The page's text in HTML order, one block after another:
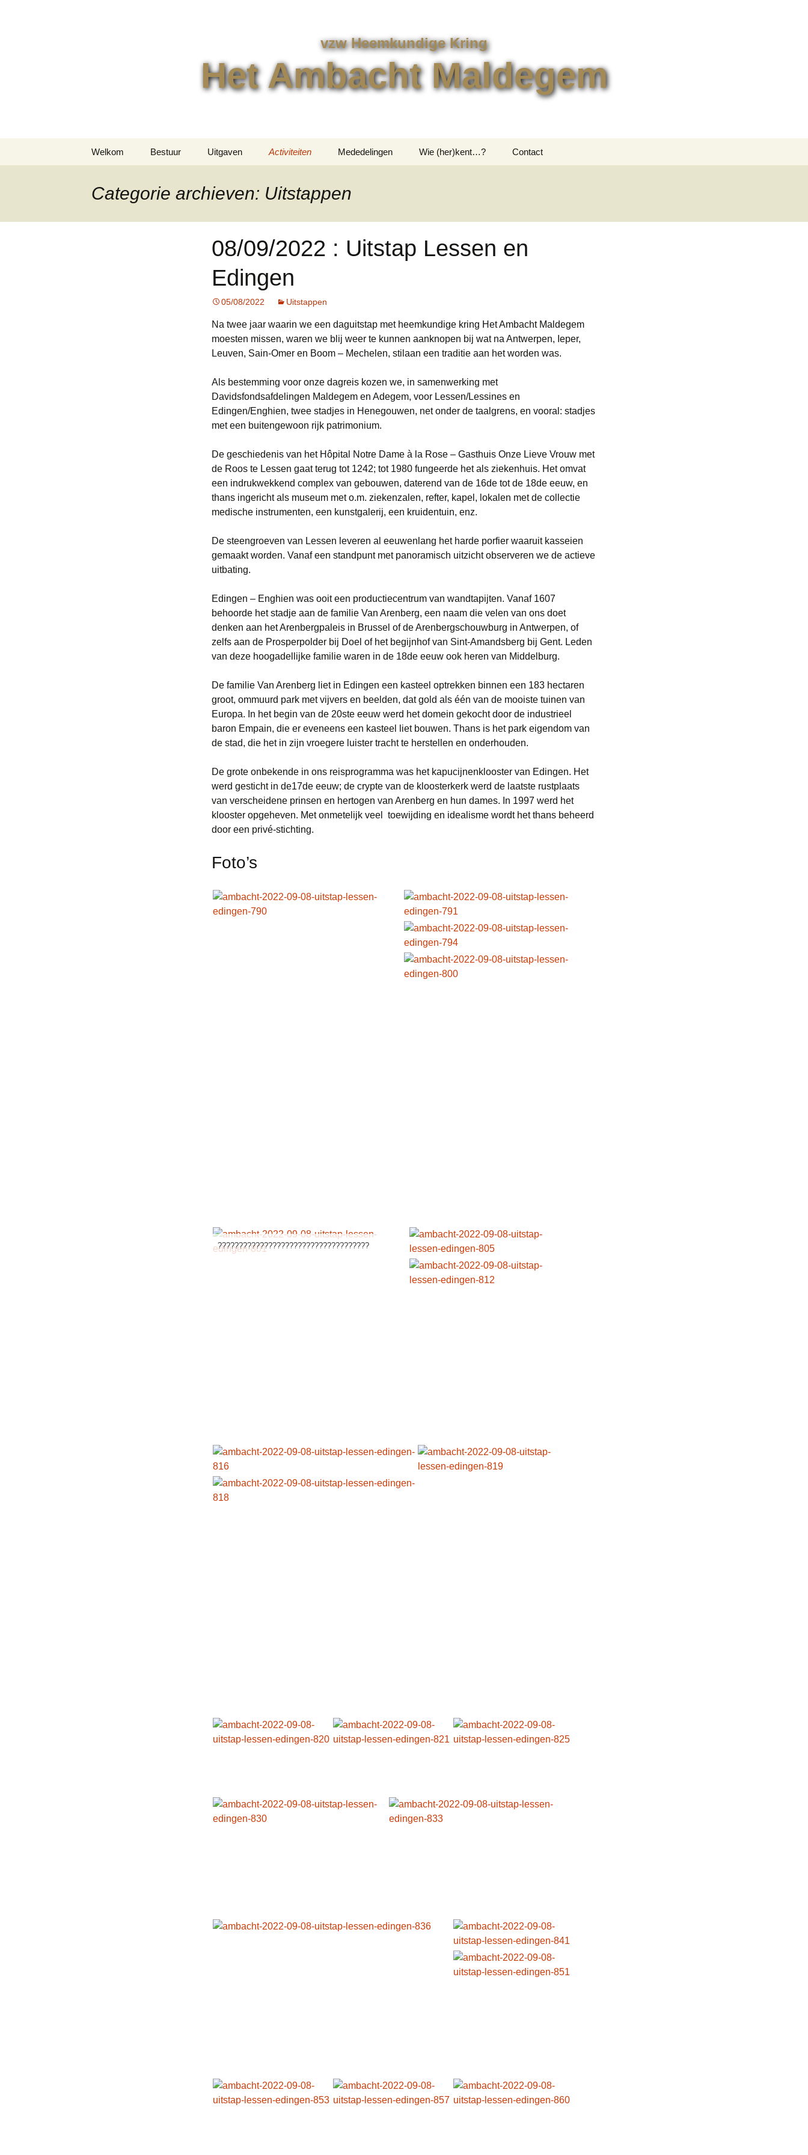
vzw Heemkundige Kring
Het Ambacht Maldegem
inhoud
Welkom Bestuur Uitgaven Activiteiten
Overige Activiteiten
Mededelingen Wie (her)kent…? Contact
Categorie archieven: Uitstappen
08/09/2022 : Uitstap Lessen en
Edingen
05/08/2022 Uitstappen
Na twee jaar waarin we een daguitstap met heemkundige kring Het Ambacht Maldegem
moesten missen, waren we blij weer te kunnen aanknopen bij wat na Antwerpen, Ieper,
Leuven, Sain-Omer en Boom – Mechelen, stilaan een traditie aan het worden was.
Als bestemming voor onze dagreis kozen we, in samenwerking met
Davidsfondsafdelingen Maldegem en Adegem, voor Lessen/Lessines en
Edingen/Enghien, twee stadjes in Henegouwen, net onder de taalgrens, en vooral: stadjes
met een buitengewoon rijk patrimonium.
De geschiedenis van het Hôpital Notre Dame à la Rose – Gasthuis Onze Lieve Vrouw met
de Roos te Lessen gaat terug tot 1242; tot 1980 fungeerde het als ziekenhuis. Het omvat
een indrukwekkend complex van gebouwen, daterend van de 16de tot de 18de eeuw, en
thans ingericht als museum met o.m. ziekenzalen, refter, kapel, lokalen met de collectie
medische instrumenten, een kunstgalerij, een kruidentuin, enz.
De steengroeven van Lessen leveren al eeuwenlang het harde porfier waaruit kasseien
gemaakt worden. Vanaf een standpunt met panoramisch uitzicht observeren we de actieve
uitbating.
Edingen – Enghien was ooit een productiecentrum van wandtapijten. Vanaf 1607
behoorde het stadje aan de familie Van Arenberg, een naam die velen van ons doet
denken aan het Arenbergpaleis in Brussel of de Arenbergschouwburg in Antwerpen, of
zelfs aan de Prosperpolder bij Doel of het begijnhof van Sint-Amandsberg bij Gent. Leden
van deze hoogadellijke familie waren in de 18de eeuw ook heren van Middelburg.
De familie Van Arenberg liet in Edingen een kasteel optrekken binnen een 183 hectaren
groot, ommuurd park met vijvers en beelden, dat gold als één van de mooiste tuinen van
Europa. In het begin van de 20ste eeuw werd het domein gekocht door de industrieel
baron Empain, die er eveneens een kasteel liet bouwen. Thans is het park eigendom van
de stad, die het in zijn vroegere luister tracht te herstellen en onderhouden.
De grote onbekende in ons reisprogramma was het kapucijnenklooster van Edingen. Het
werd gesticht in de17de eeuw; de crypte van de kloosterkerk werd de laatste rustplaats
van verscheidene prinsen en hertogen van Arenberg en hun dames. In 1997 werd het
klooster opgeheven. Met onmetelijk veel toewijding en idealisme wordt het thans beheerd
door een privé-stichting.
Foto’s
????????????????????????????????????